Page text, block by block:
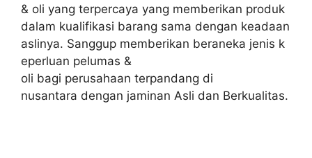
& oli yang terpercaya yang memberikan produk
dalam kualifikasi barang sama dengan keadaan
aslinya. Sanggup memberikan beraneka jenis k
eperluan pelumas &
oli bagi perusahaan terpandang di
nusantara dengan jaminan Asli dan Berkualitas.